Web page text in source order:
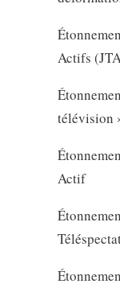
Actifs
télévision
Actif